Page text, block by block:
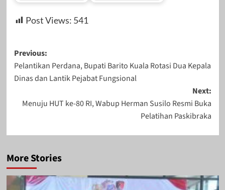
Post Views: 541
Post
navigation
Previous:
Pelantikan Perdana, Bupati Barito Kuala Rotasi Dua Kepala
Dinas dan Lantik Pejabat Fungsional
Next:
Menuju HUT ke-80 RI, Wabup Herman Susilo Resmi Buka
Pelatihan Paskibraka
More Stories